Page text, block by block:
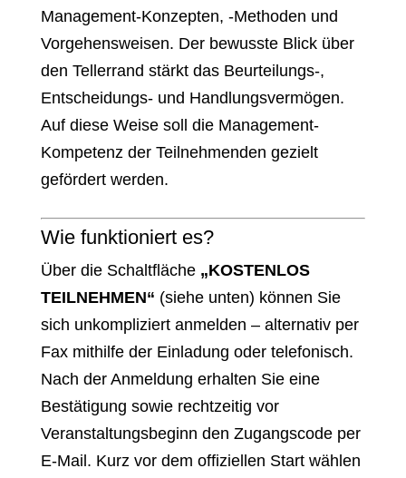
Management-Konzepten, -Methoden und
Vorgehensweisen. Der bewusste Blick über
den Tellerrand stärkt das Beurteilungs-,
Entscheidungs- und Handlungsvermögen.
Auf diese Weise soll die Management-
Kompetenz der Teilnehmenden gezielt
gefördert werden.
Wie funktioniert es?
Über die Schaltfläche „KOSTENLOS
TEILNEHMEN“ (siehe unten) können Sie
sich unkompliziert anmelden – alternativ per
Fax mithilfe der Einladung oder telefonisch.
Nach der Anmeldung erhalten Sie eine
Bestätigung sowie rechtzeitig vor
Veranstaltungsbeginn den Zugangscode per
E-Mail. Kurz vor dem offiziellen Start wählen